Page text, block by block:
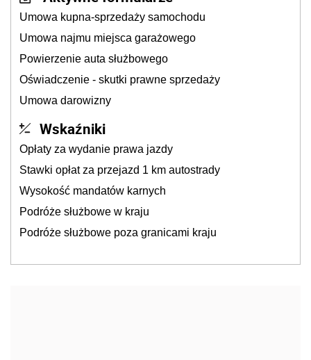
Umowa kupna-sprzedaży samochodu
Umowa najmu miejsca garażowego
Powierzenie auta służbowego
Oświadczenie - skutki prawne sprzedaży
Umowa darowizny
Wskaźniki
Opłaty za wydanie prawa jazdy
Stawki opłat za przejazd 1 km autostrady
Wysokość mandatów karnych
Podróże służbowe w kraju
Podróże służbowe poza granicami kraju